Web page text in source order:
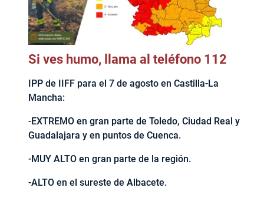
Si ves humo, llama al teléfono 112
IPP de IIFF para el 7 de agosto en Castilla-La
Mancha:
-EXTREMO en gran parte de Toledo, Ciudad Real y
Guadalajara y en puntos de Cuenca.
-MUY ALTO en gran parte de la región.
-ALTO en el sureste de Albacete.